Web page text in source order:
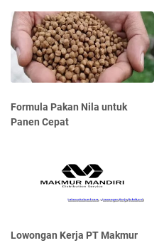
Formula Pakan Nila untuk
Panen Cepat
Lowongan Kerja PT Makmur